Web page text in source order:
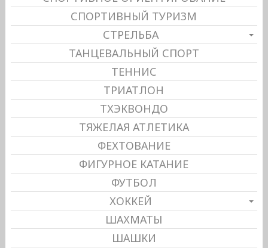
СПОРТИВНЫЙ ТУРИЗМ
СТРЕЛЬБА
ТАНЦЕВАЛЬНЫЙ СПОРТ
ТЕННИС
ТРИАТЛОН
ТХЭКВОНДО
ТЯЖЕЛАЯ АТЛЕТИКА
ФЕХТОВАНИЕ
ФИГУРНОЕ КАТАНИЕ
ФУТБОЛ
ХОККЕЙ
ШАХМАТЫ
ШАШКИ